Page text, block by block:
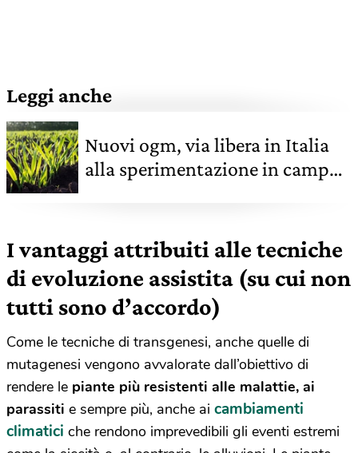
Leggi anche
Nuovi ogm, via libera in Italia
alla sperimentazione in campo.
I vantaggi attribuiti alle tecniche
di evoluzione assistita (su cui non
tutti sono d’accordo)
Come le tecniche di transgenesi, anche quelle di
mutagenesi vengono avvalorate dall’obiettivo di
rendere le piante più resistenti alle malattie, ai
parassiti e sempre più, anche ai cambiamenti
climatici che rendono imprevedibili gli eventi estremi